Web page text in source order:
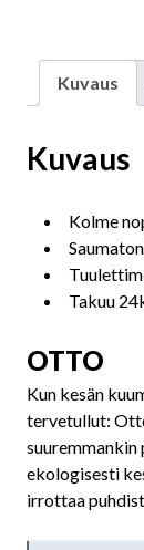
Kuvaus
Kuvaus
Kolme
Takuu
OTTO
Kun kesän
tervetullut:
suuremmankin
ekologisesti
irrottaa